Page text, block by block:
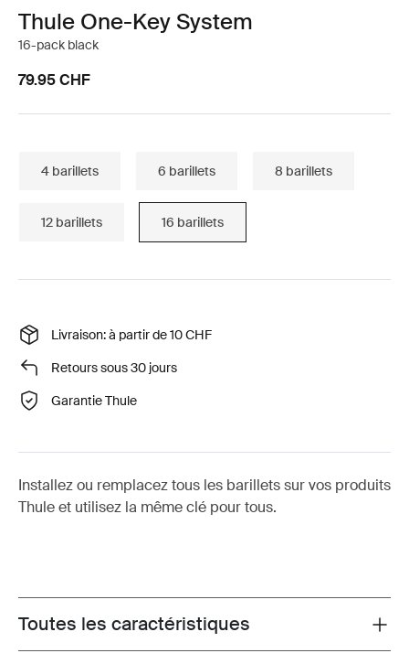
Thule One-Key System
16-pack black
79.95 CHF
4 barillets 6 barillets 8 barillets
12 barillets 16 barillets
Livraison: à partir de 10 CHF
Retours sous 30 jours
Garantie Thule
Installez ou remplacez tous les barillets sur vos produits
Thule et utilisez la même clé pour tous.
Toggle features
Toutes les caractéristiques